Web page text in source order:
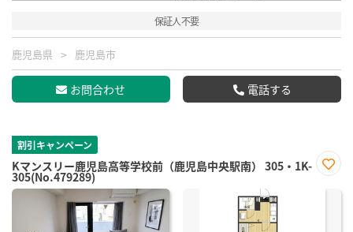
保証人不要
鹿児島県 鹿児島市
お問合わせ 電話する
割引キャンペーン
Kマンスリー鹿児島高等学校前（鹿児島中央駅南） 305・1K-
305(No.479289)
に入